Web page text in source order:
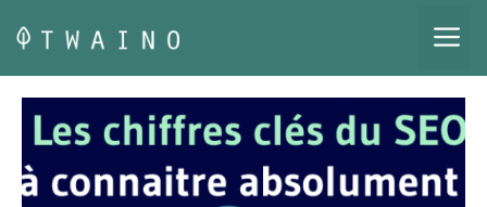
au
contenu